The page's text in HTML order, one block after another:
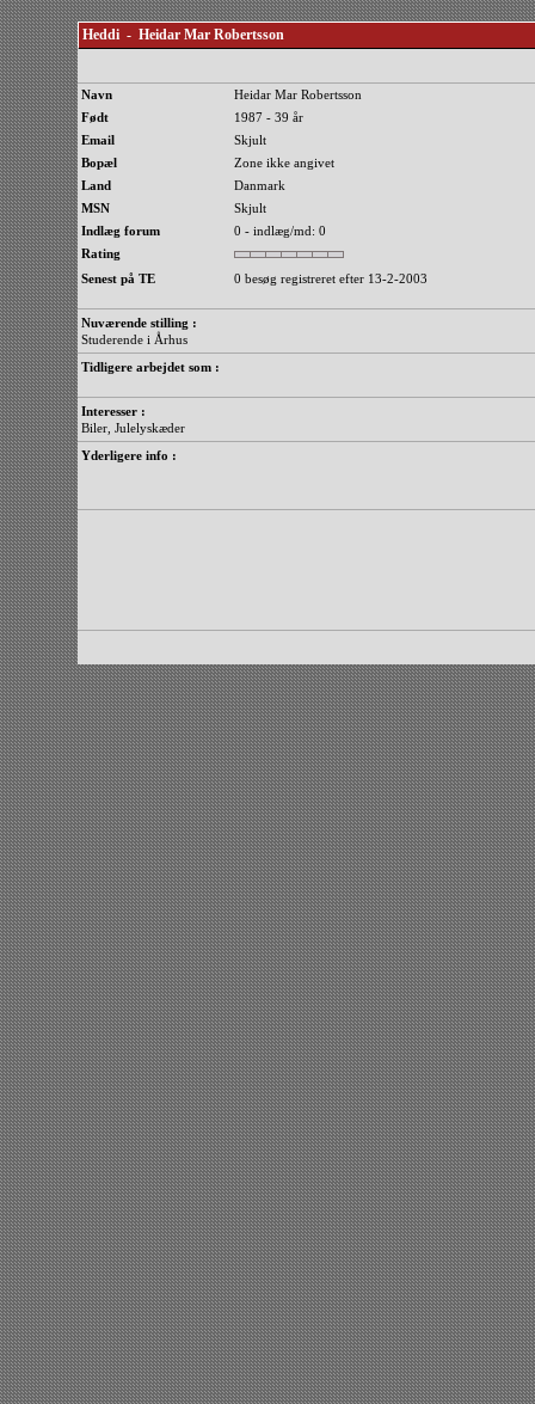
Heddi - Heidar Mar Robertsson
Navn
Heidar Mar Robertsson
Født
1987 - 39 år
Email
Skjult
Bopæl
Zone ikke angivet
Land
Danmark
MSN
Skjult
Indlæg forum
0 - indlæg/md: 0
Rating
Senest på TE
0 besøg registreret efter 13-2-2003
Nuværende stilling :
Studerende i Århus
Tidligere arbejdet som :
Interesser :
Biler, Julelyskæder
Yderligere info :